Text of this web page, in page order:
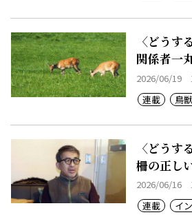
〈どう
関係者一
2026/06/19
連載
鳥
〈どう
柵の正し
2026/06/16
連載
イ